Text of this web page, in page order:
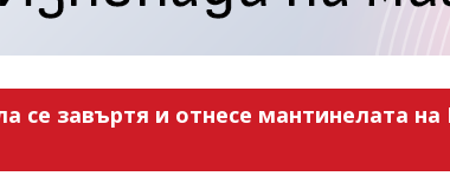
се завъртя и отнесе мантинелата